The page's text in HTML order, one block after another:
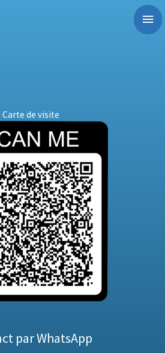
Carte de visite
par WhatsApp